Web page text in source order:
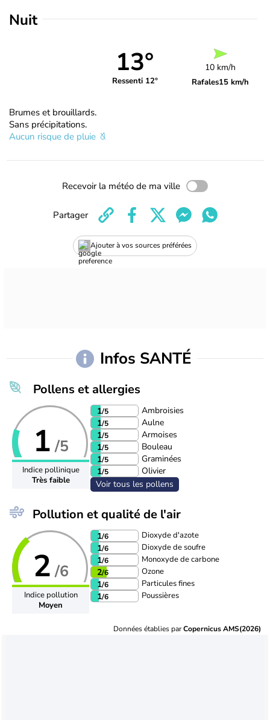
Nuit
13°
Ressenti 12°
10 km/h
Rafales15 km/h
Brumes et brouillards.
Sans précipitations.
Aucun risque de pluie
Recevoir la météo de ma ville
Ajouter à vos sources préférées
Partager
Infos SANTÉ
Pollens et allergies
1 /5
Indice pollinique
Très faible
1/5
Ambroisies
1/5
Aulne
1/5
Armoises
1/5
Bouleau
1/5
Graminées
1/5
Olivier
Voir tous les pollens
Pollution et qualité de l'air
2 /6
Indice pollution
Moyen
1/6 Dioxyde d'azote
1/6 Dioxyde de soufre
1/6 Monoxyde de carbone
2/6 Ozone
1/6 Particules fines
1/6 Poussières
Données établies parCopernicus AMS(2026)